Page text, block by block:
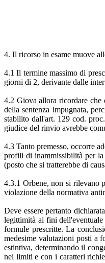
4. Il ricorso in esame muove
4.1 Il termine massimo di
giorni di 2, derivante dalle
4.2 Giova allora ricordare
della sentenza impugnata,
stabilito dall'art. 129 cod.
giudice del rinvio avrebbe
4.3 Tanto premesso, occorre
profili di inammissibilità per la
(posto che si tratterebbe di
4.3.1 Orbene, non si rilevano
violazione della normativa
Deve essere pertanto
legittimità ai fini
formule prescritte. La
medesime valutazioni posti a
estintiva, determinando il
nei limiti e con i caratteri